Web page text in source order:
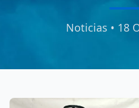
Noticias • 18